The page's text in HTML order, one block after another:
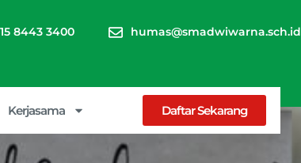
8443 3400 humas@smadwiwarna.sch.id
Kerjasama Daftar Sekarang